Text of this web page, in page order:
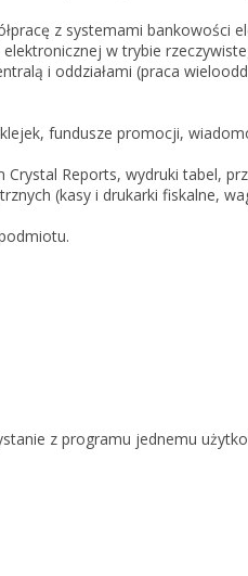
z systemami bankowości
w trybie
i oddziałami (praca
fundusze promocji,
Reports, wydruki tabel,
(kasy i drukarki fiskalne,
z programu jednemu